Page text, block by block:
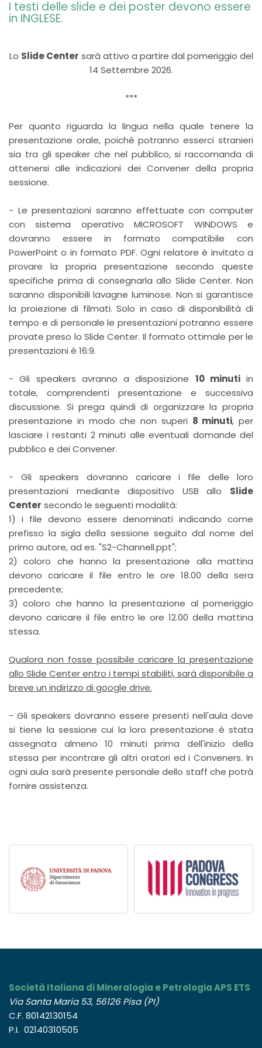
I testi delle slide e dei poster devono essere
in INGLESE.
Lo Slide Center sarà attivo a partire dal pomeriggio del
14 Settembre 2026.
***
Per quanto riguarda la lingua nella quale tenere la
presentazione orale, poiché potranno esserci stranieri
sia tra gli speaker che nel pubblico, si raccomanda di
attenersi alle indicazioni dei Convener della propria
sessione.
- Le presentazioni saranno effettuate con computer
con sistema operativo MICROSOFT WINDOWS e
dovranno essere in formato compatibile con
PowerPoint o in formato PDF. Ogni relatore è invitato a
provare la propria presentazione secondo queste
specifiche prima di consegnarla allo Slide Center. Non
saranno disponibili lavagne luminose. Non si garantisce
la proiezione di filmati. Solo in caso di disponibilità di
tempo e di personale le presentazioni potranno essere
provate preso lo Slide Center. Il formato ottimale per le
presentazioni è 16:9.
- Gli speakers avranno a disposizione 10 minutiin
totale, comprendenti presentazione e successiva
discussione. Si prega quindi di organizzare la propria
presentazione in modo che non superi 8 minuti, per
lasciare i restanti 2 minuti alle eventuali domande del
pubblico e dei Convener.
- Gli speakers dovranno caricare i file delle loro
presentazioni mediante dispositivo USB allo Slide
Center secondo le seguenti modalità:
1) i file devono essere denominati indicando come
prefisso la sigla della sessione seguito dal nome del
primo autore, ad es. "S2-Channell.ppt";
2) coloro che hanno la presentazione alla mattina
devono caricare il file entro le ore 18.00 della sera
precedente;
3) coloro che hanno la presentazione al pomeriggio
devono caricare il file entro le ore 12.00 della mattina
stessa.
Qualora non fosse possibile caricare la presentazione
allo Slide Center entro i tempi stabiliti, sarà disponibile a
breve un indirizzo di google drive.
- Gli speakers dovranno essere presenti nell'aula dove
si tiene la sessione cui la loro presentazione è stata
assegnata almeno 10 minuti prima dell'inizio della
stessa per incontrare gli altri oratori ed i Conveners. In
ogni aula sarà presente personale dello staff che potrà
fornire assistenza.
Società Italiana di Mineralogia e Petrologia APS ETS
Via Santa Maria 53, 56126 Pisa (PI)
C.F. 80142130154
P.I. 02140310505